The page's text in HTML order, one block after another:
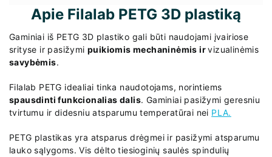
Apie Filalab PETG 3D plastiką
Gaminiai iš PETG 3D plastiko gali būti naudojami įvairiose
srityse ir pasižymipuikiomis mechaninėmis irvizualinėmis
savybėmis.
Filalab PETG idealiai tinka naudotojams, norintiems
spausdinti funkcionalias dalis. Gaminiai pasižymi geresniu
tvirtumu ir didesniu atsparumu temperatūrai nei PLA.
PETG plastikas yra atsparus drėgmei ir pasižymi atsparumu
lauko sąlygoms. Vis dėlto tiesioginių saulės spindulių